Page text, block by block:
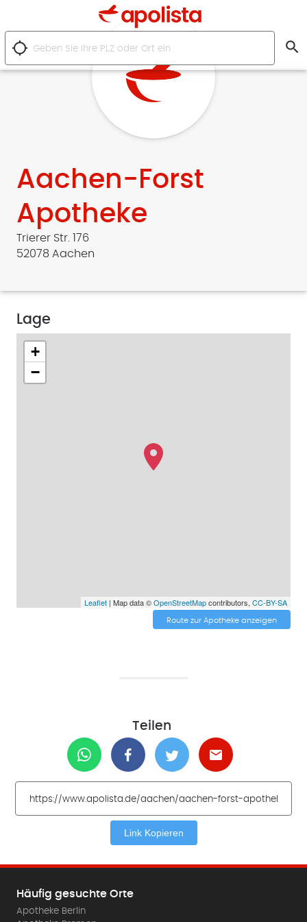
location_searching search
Aachen-Forst
Apotheke
Trierer Str. 176
52078 Aachen
Lage
+
−
Leaflet| Map data ©OpenStreetMapcontributors, CC-BY-SA
Route zur Apotheke anzeigen
Teilen
Link Kopieren
Häufig gesuchte Orte
Apotheke Berlin